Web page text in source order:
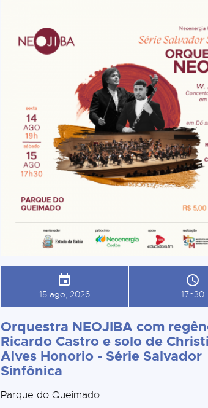
15 ago, 2026 17h30
Orquestra NEOJIBA com
Ricardo Castro e solo de
Alves Honorio - Série Salvador
Sinfônica
Parque do Queimado